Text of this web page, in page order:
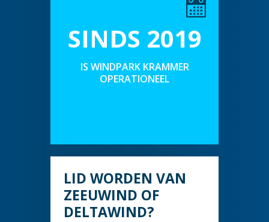
SINDS 2019
IS WINDPARK KRAMMER
OPERATIONEEL
LID WORDEN VAN
ZEEUWIND OF
DELTAWIND?